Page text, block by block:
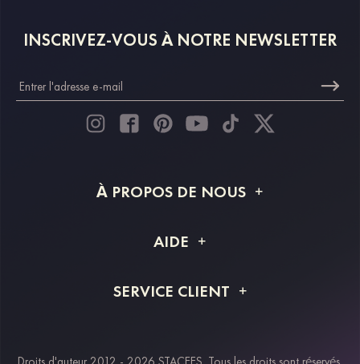
INSCRIVEZ-VOUS À NOTRE NEWSLETTER
À PROPOS DE NOUS
Livraison
AIDE
Retour et remboursement
SERVICE CLIENT